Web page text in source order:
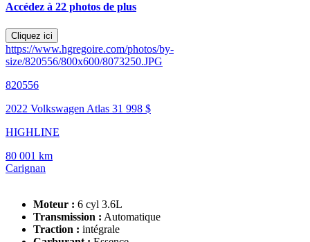
Accédez à 22 photos de plus
Cliquez ici
https://www.hgregoire.com/photos/by-
size/820556/800x600/8073250.JPG
820556
2022 Volkswagen Atlas 31 998 $
HIGHLINE
80 001 km
Carignan
Moteur : 6 cyl 3.6L
Transmission : Automatique
Traction : intégrale